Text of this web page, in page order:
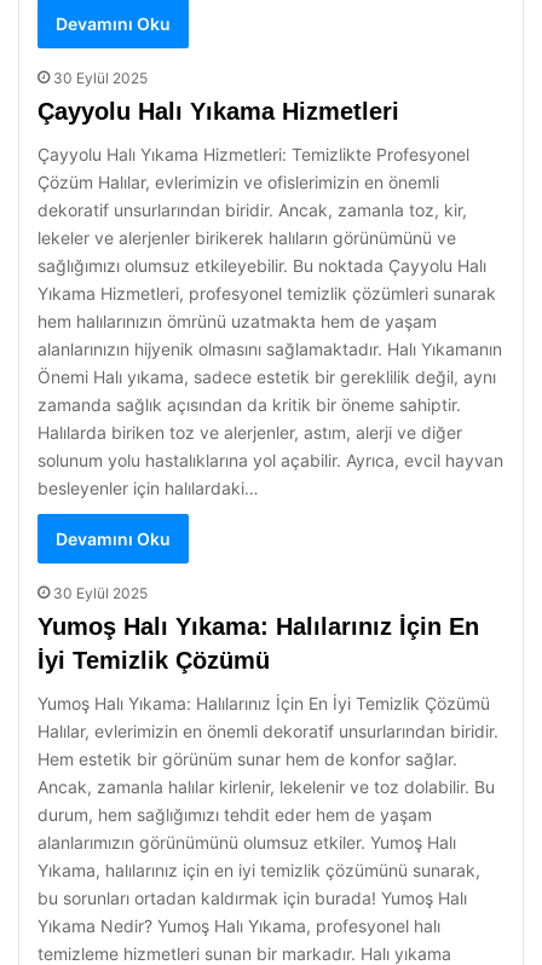
Devamını Oku
30 Eylül 2025
Çayyolu Halı Yıkama Hizmetleri
Çayyolu Halı Yıkama Hizmetleri: Temizlikte Profesyonel
Çözüm Halılar, evlerimizin ve ofislerimizin en önemli
dekoratif unsurlarından biridir. Ancak, zamanla toz, kir,
lekeler ve alerjenler birikerek halıların görünümünü ve
sağlığımızı olumsuz etkileyebilir. Bu noktada Çayyolu Halı
Yıkama Hizmetleri, profesyonel temizlik çözümleri sunarak
hem halılarınızın ömrünü uzatmakta hem de yaşam
alanlarınızın hijyenik olmasını sağlamaktadır. Halı Yıkamanın
Önemi Halı yıkama, sadece estetik bir gereklilik değil, aynı
zamanda sağlık açısından da kritik bir öneme sahiptir.
Halılarda biriken toz ve alerjenler, astım, alerji ve diğer
solunum yolu hastalıklarına yol açabilir. Ayrıca, evcil hayvan
besleyenler için halılardaki…
Devamını Oku
30 Eylül 2025
Yumoş Halı Yıkama: Halılarınız İçin En
İyi Temizlik Çözümü
Yumoş Halı Yıkama: Halılarınız İçin En İyi Temizlik Çözümü
Halılar, evlerimizin en önemli dekoratif unsurlarından biridir.
Hem estetik bir görünüm sunar hem de konfor sağlar.
Ancak, zamanla halılar kirlenir, lekelenir ve toz dolabilir. Bu
durum, hem sağlığımızı tehdit eder hem de yaşam
alanlarımızın görünümünü olumsuz etkiler. Yumoş Halı
Yıkama, halılarınız için en iyi temizlik çözümünü sunarak,
bu sorunları ortadan kaldırmak için burada! Yumoş Halı
Yıkama Nedir? Yumoş Halı Yıkama, profesyonel halı
temizleme hizmetleri sunan bir markadır. Halı yıkama